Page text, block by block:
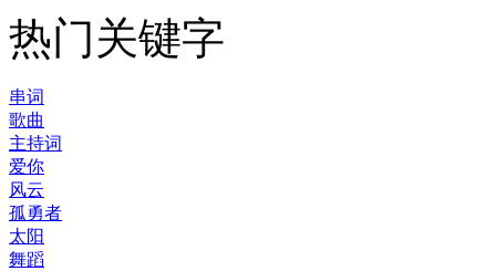
热门关键字
串词
歌曲
主持词
爱你
风云
孤勇者
太阳
舞蹈